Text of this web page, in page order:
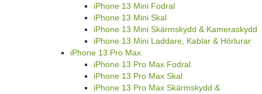
iPhone 13 Mini Fodral
iPhone 13 Mini Skal
iPhone 13 Mini Skärmskydd & Kameraskydd
iPhone 13 Mini Laddare, Kablar & Hörlurar
iPhone 13 Pro Max
iPhone 13 Pro Max Fodral
iPhone 13 Pro Max Skal
iPhone 13 Pro Max Skärmskydd &